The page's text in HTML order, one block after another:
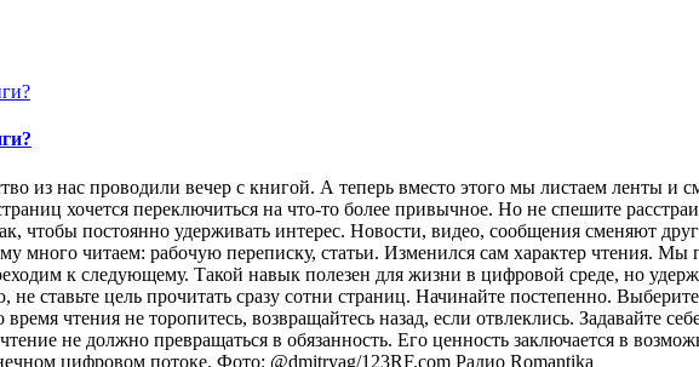
из нас проводили вечер с книгой. А теперь вместо этого мы листаем ленты
хочется переключиться на что-то более привычное. Но не спешите
чтобы постоянно удерживать интерес. Новости, видео, сообщения сменяют
читаем: рабочую переписку, статьи. Изменился сам характер чтения. Мы
к следующему. Такой навык полезен для жизни в цифровой среде, но
не ставьте цель прочитать сразу сотни страниц. Начинайте постепенно.
чтения не торопитесь, возвращайтесь назад, если отвлеклись. Задавайте
не должно превращаться в обязанность. Его ценность заключается в
цифровом потоке. Фото: @dmitryag/123RF.com Радио Romantika